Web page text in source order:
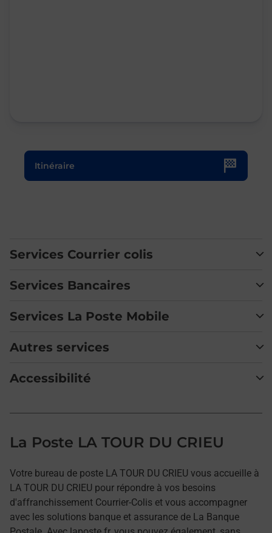
Itinéraire
Le lien s'ouvre dans un nouvel onglet
Services Courrier colis
Services Bancaires
Services La Poste Mobile
Autres services
Accessibilité
La Poste LA TOUR DU CRIEU
Votre bureau de poste LA TOUR DU CRIEU vous accueille à
LA TOUR DU CRIEU pour répondre à vos besoins
d'affranchissement Courrier-Colis et vous accompagner
avec les solutions banque et assurance de La Banque